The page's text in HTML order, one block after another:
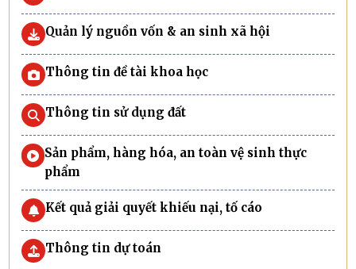
Quản lý nguồn vốn & an sinh xã hội
Thông tin đề tài khoa học
Thông tin sử dụng đất
Sản phẩm, hàng hóa, an toàn vệ sinh thực
phẩm
Kết quả giải quyết khiếu nại, tố cáo
Thông tin dự toán